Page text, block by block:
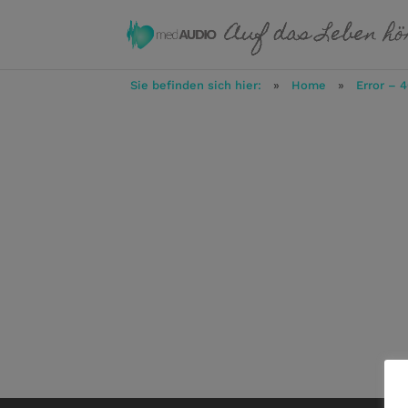
Sie befinden sich hier: » Home » Error –